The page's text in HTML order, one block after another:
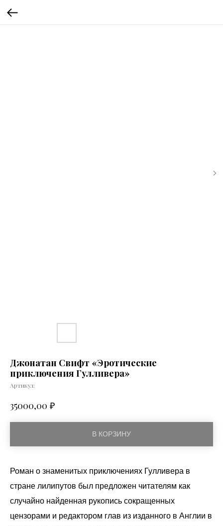
Джонатан Свифт «Эротические
приключения Гулливера»
Артикул:
35000,00 ₽
В КОРЗИНУ
Роман о знаменитых приключениях Гулливера в
стране лилипутов был предложен читателям как
случайно найденная рукопись сокращенных
цензорами и редактором глав из изданного в Англии в